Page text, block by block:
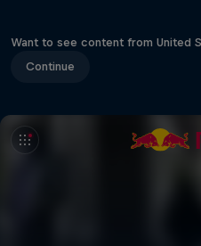
Want to see content from United
Continue